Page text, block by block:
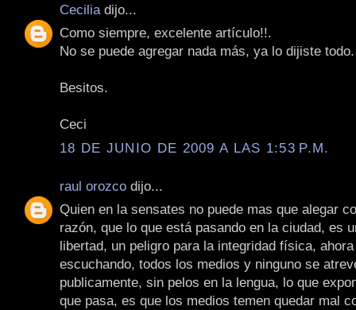
Cecilia dijo...
Como siempre, excelente artículo!!.
No se puede agregar nada más, ya lo dijiste todo.
Besitos.
Ceci
18 DE JUNIO DE 2009 A LAS 1:53 P.M.
raul orozco dijo...
Quien en la sensates no puede mas que alegar
razón, que lo que está pasando en la ciudad, es
libertad, un peligro para la integridad física,
escuchando, todos los medios y ninguno se
publicamente, sin pelos en la lengua, lo que
que pasa, es que los medios temen quedar mal